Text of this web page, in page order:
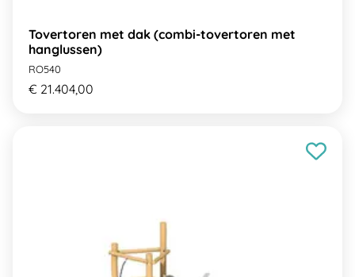
Tovertoren met dak (combi-tovertoren met
hanglussen)
RO540
€ 21.404,00